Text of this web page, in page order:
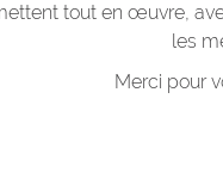
tout en œuvre,
les
Merci pour